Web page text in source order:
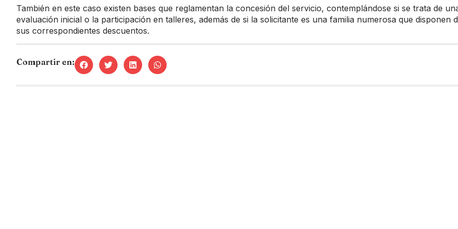
También en este caso existen bases que reglamentan la concesión del servicio, contemplándose si se trata de
evaluación inicial o la participación en talleres, además de si la solicitante es una familia numerosa que disponen
sus correspondientes descuentos.
Compartir en: